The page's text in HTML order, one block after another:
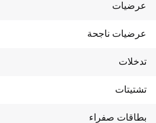
عرضيات
عرضيات ناجحة
تدخلات
تشتيتات
بطاقات صفراء